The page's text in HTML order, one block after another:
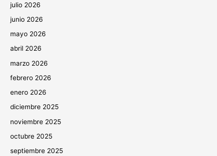
julio 2026
junio 2026
mayo 2026
abril 2026
marzo 2026
febrero 2026
enero 2026
diciembre 2025
noviembre 2025
octubre 2025
septiembre 2025